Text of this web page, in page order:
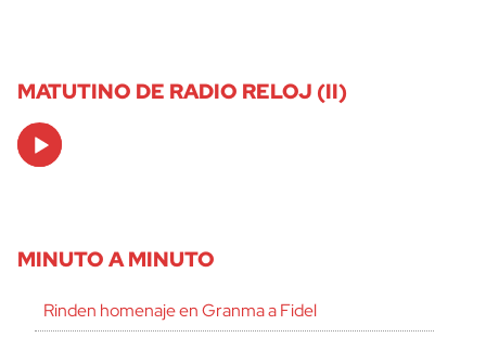
MATUTINO DE RADIO RELOJ (II)
Audio
Player
MINUTO A MINUTO
Rinden homenaje en Granma a Fidel